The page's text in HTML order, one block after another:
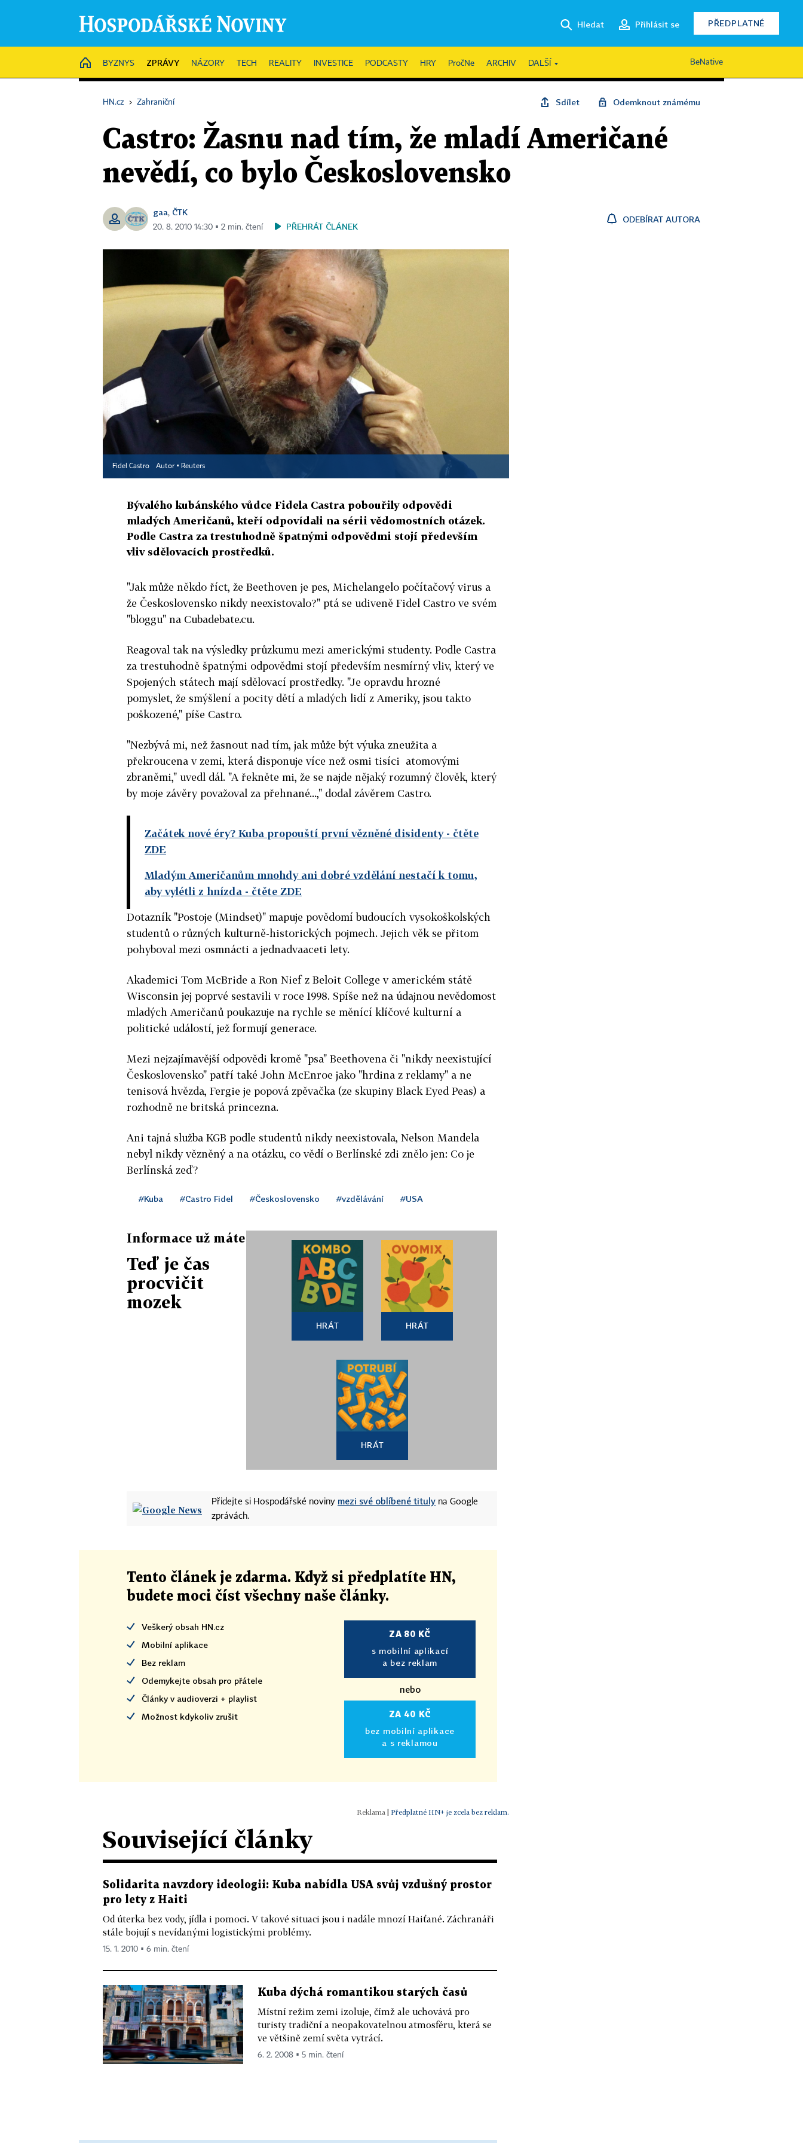
Hledat Přihlásit se PŘEDPLATNÉ
HOME
BYZNYS ZPRÁVY NÁZORY TECH REALITY INVESTICE PODCASTY HRY PročNe ARCHIV DALŠÍ BeNative
HN.cz › Zahraniční Sdílet Odemknout známému
Castro: Žasnu nad tím, že mladí Američané
nevědí, co bylo Československo
gaa, ČTK
20. 8. 2010 14:30 ▪ 2 min. čtení PŘEHRÁT ČLÁNEK
ODEBÍRAT AUTORA
Fidel Castro Autor ▪ Reuters
Bývalého kubánského vůdce Fidela Castra pobouřily odpovědi
mladých Američanů, kteří odpovídali na sérii vědomostních otázek.
Podle Castra za trestuhodně špatnými odpovědmi stojí především
vliv sdělovacích prostředků.
"Jak může někdo říct, že Beethoven je pes, Michelangelo počítačový virus a
že Československo nikdy neexistovalo?" ptá se udiveně Fidel Castro ve svém
"bloggu" na Cubadebate.cu.
Reagoval tak na výsledky průzkumu mezi americkými studenty. Podle Castra
za trestuhodně špatnými odpovědmi stojí především nesmírný vliv, který ve
Spojených státech mají sdělovací prostředky. "Je opravdu hrozné
pomyslet, že smýšlení a pocity dětí a mladých lidí z Ameriky, jsou takto
poškozené," píše Castro.
"Nezbývá mi, než žasnout nad tím, jak může být výuka zneužita a
překroucena v zemi, která disponuje více než osmi tisíci atomovými
zbraněmi," uvedl dál. "A řekněte mi, že se najde nějaký rozumný člověk, který
by moje závěry považoval za přehnané...," dodal závěrem Castro.
Začátek nové éry? Kuba propouští první vězněné disidenty- čtěte
ZDE
Mladým Američanům mnohdy ani dobré vzdělání nestačí k tomu,
aby vylétli z hnízda - čtěte ZDE
Dotazník "Postoje (Mindset)" mapuje povědomí budoucích vysokoškolských
studentů o různých kulturně-historických pojmech. Jejich věk se přitom
pohyboval mezi osmnácti a jednadvaaceti lety.
Akademici Tom McBride a Ron Nief z Beloit College v americkém státě
Wisconsin jej poprvé sestavili v roce 1998. Spíše než na údajnou nevědomost
mladých Američanů poukazuje na rychle se měnící klíčové kulturní a
politické událostí, jež formují generace.
Mezi nejzajímavější odpovědi kromě "psa" Beethovena či "nikdy neexistující
Československo" patří také John McEnroe jako "hrdina z reklamy" a ne
tenisová hvězda, Fergie je popová zpěvačka (ze skupiny Black Eyed Peas) a
rozhodně ne britská princezna.
Ani tajná služba KGB podle studentů nikdy neexistovala, Nelson Mandela
nebyl nikdy vězněný a na otázku, co vědí o Berlínské zdi znělo jen: Co je
Berlínská zeď?
#Kuba #Castro Fidel #Československo #vzdělávání #USA
Informace už máte
Teď je čas
procvičit
mozek
HRÁT HRÁT
HRÁT
Přidejte si Hospodářské noviny mezi své oblíbené tituly na Google
zprávách.
Tento článek je zdarma. Když si předplatíte HN,
budete moci číst všechny naše články.
Veškerý obsah HN.cz
Mobilní aplikace
Bez reklam
Odemykejte obsah pro přátele
Články v audioverzi + playlist
Možnost kdykoliv zrušit
ZA 80 KČ
s mobilní aplikací
a bez reklam
nebo
ZA 40 KČ
bez mobilní aplikace
a s reklamou
| Předplatné HN+ je zcela bez reklam.
Související články
Solidarita navzdory ideologii: Kuba nabídla USA svůj vzdušný prostor
pro lety z Haiti
Od úterka bez vody, jídla i pomoci. V takové situaci jsou i nadále mnozí Haiťané. Záchranáři
stále bojují s nevídanými logistickými problémy.
15. 1. 2010 ▪ 6 min. čtení
Kuba dýchá romantikou starých časů
Místní režim zemi izoluje, čímž ale uchovává pro
turisty tradiční a neopakovatelnou atmosféru, která se
ve většině zemí světa vytrácí.
6. 2. 2008 ▪ 5 min. čtení